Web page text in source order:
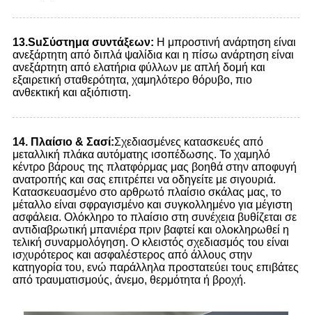
13.SuΣύστημα συντάξεων: Η μπροστινή ανάρτηση είναι
ανεξάρτητη από διπλά ψαλίδια και η πίσω ανάρτηση είναι
ανεξάρτητη από ελατήρια φύλλων με απλή δομή και
εξαιρετική σταθερότητα, χαμηλότερο θόρυβο, πιο
ανθεκτική και αξιόπιστη.
14. Πλαίσιο & Σασί:Σχεδιασμένες κατασκευές από
μεταλλική πλάκα αυτόματης ισοπέδωσης. Το χαμηλό
κέντρο βάρους της πλατφόρμας μας βοηθά στην αποφυγή
ανατροπής και σας επιτρέπει να οδηγείτε με σιγουριά.
Κατασκευασμένο στο αρθρωτό πλαίσιο σκάλας μας, το
μέταλλο είναι σφραγισμένο και συγκολλημένο για μέγιστη
ασφάλεια. Ολόκληρο το πλαίσιο στη συνέχεια βυθίζεται σε
αντιδιαβρωτική μπανιέρα πριν βαφτεί και ολοκληρωθεί η
τελική συναρμολόγηση. Ο κλειστός σχεδιασμός του είναι
ισχυρότερος και ασφαλέστερος από άλλους στην
κατηγορία του, ενώ παράλληλα προστατεύει τους επιβάτες
από τραυματισμούς, άνεμο, θερμότητα ή βροχή.